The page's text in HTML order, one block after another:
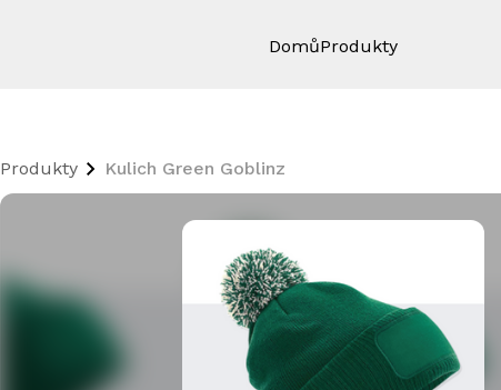
DomůProdukty
Produkty Kulich Green Goblinz